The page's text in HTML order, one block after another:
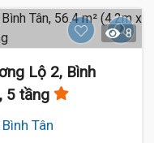
8
Lộ 2, Bình
5 tầng
Tân